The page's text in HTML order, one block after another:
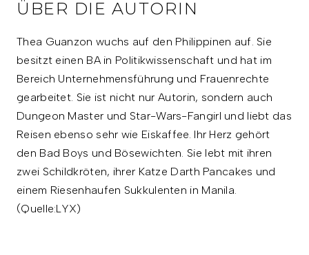
ÜBER DIE AUTORIN
Thea Guanzon wuchs auf den Philippinen auf. Sie
besitzt einen BA in Politikwissenschaft und hat im
Bereich Unternehmensführung und Frauenrechte
gearbeitet. Sie ist nicht nur Autorin, sondern auch
Dungeon Master und Star-Wars-Fangirl und liebt das
Reisen ebenso sehr wie Eiskaffee. Ihr Herz gehört
den Bad Boys und Bösewichten. Sie lebt mit ihren
zwei Schildkröten, ihrer Katze Darth Pancakes und
einem Riesenhaufen Sukkulenten in Manila.
(Quelle:LYX)